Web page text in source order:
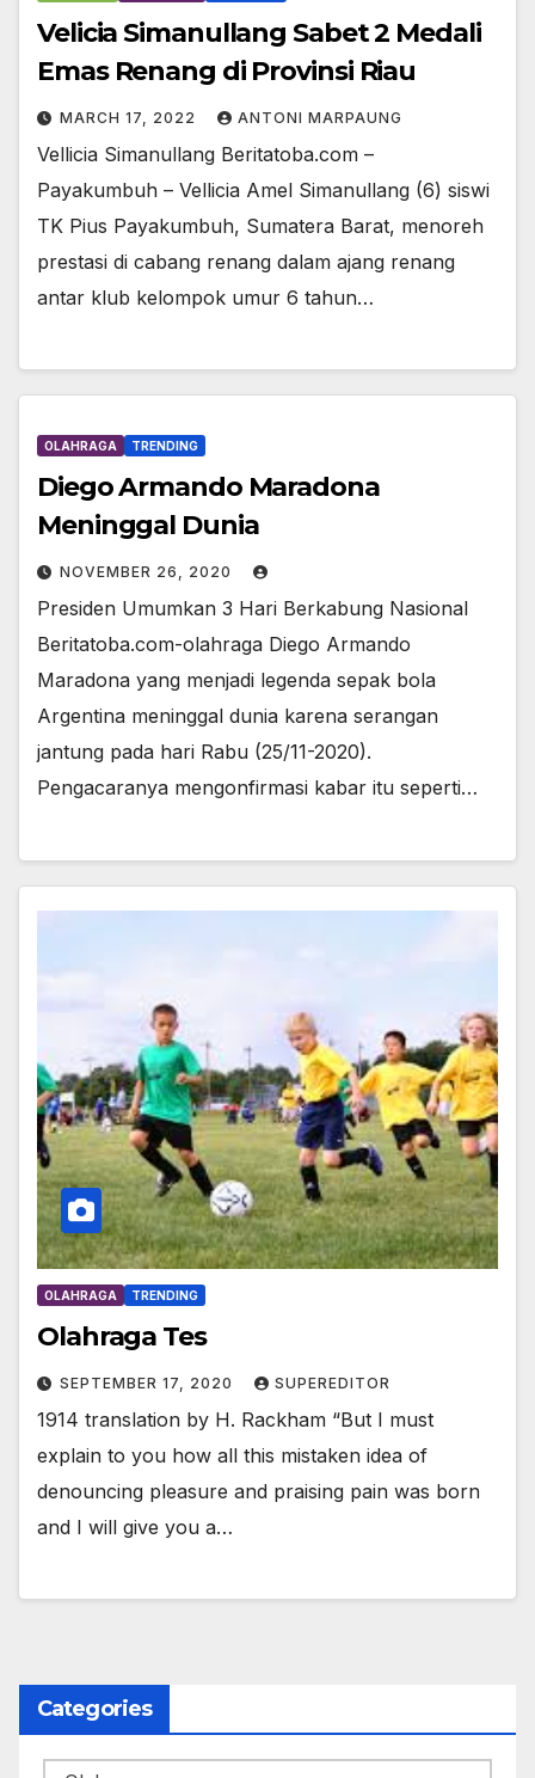
Velicia Simanullang Sabet 2 Medali
Emas Renang di Provinsi Riau
MARCH 17, 2022 ANTONI MARPAUNG
Vellicia Simanullang Beritatoba.com –
Payakumbuh – Vellicia Amel Simanullang (6) siswi
TK Pius Payakumbuh, Sumatera Barat, menoreh
prestasi di cabang renang dalam ajang renang
antar klub kelompok umur 6 tahun…
OLAHRAGA TRENDING
Diego Armando Maradona
Meninggal Dunia
NOVEMBER 26, 2020
Presiden Umumkan 3 Hari Berkabung Nasional
Beritatoba.com-olahraga Diego Armando
Maradona yang menjadi legenda sepak bola
Argentina meninggal dunia karena serangan
jantung pada hari Rabu (25/11-2020).
Pengacaranya mengonfirmasi kabar itu seperti…
OLAHRAGA TRENDING
Olahraga Tes
SEPTEMBER 17, 2020 SUPEREDITOR
1914 translation by H. Rackham “But I must
explain to you how all this mistaken idea of
denouncing pleasure and praising pain was born
and I will give you a…
Categories